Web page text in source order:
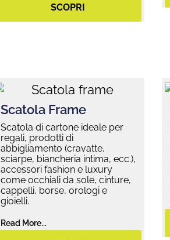
SCOPRI
Scatola Frame
Scatola di cartone ideale per
regali, prodotti di
abbigliamento (cravatte,
sciarpe, biancheria intima, ecc.),
accessori fashion e luxury
come occhiali da sole, cinture,
cappelli, borse, orologi e
gioielli.
Read More...